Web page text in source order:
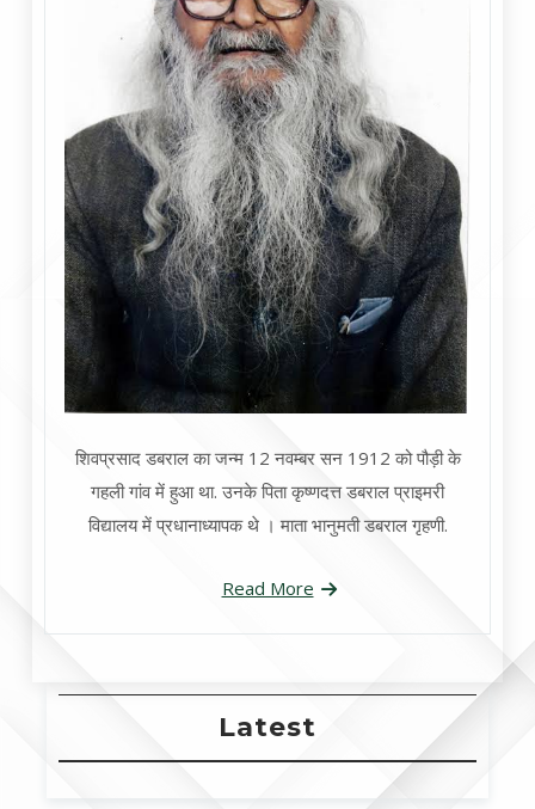
शिवप्रसाद डबराल का जन्म 12 नवम्बर सन 1912 को पौड़ी के
गहली गांव में हुआ था. उनके पिता कृष्णदत्त डबराल प्राइमरी
विद्यालय में प्रधानाध्यापक थे । माता भानुमती डबराल गृहणी.
Read More
Latest